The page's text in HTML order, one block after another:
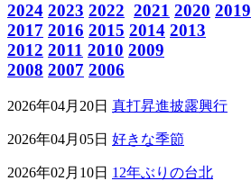
2024 2023 2022 2021 2020 2019
2017 2016 2015 2014 2013
2012 2011 2010 2009
2008 2007 2006
2026年04月20日 真打昇進披露興行
2026年04月05日 好きな季節
2026年02月10日 12年ぶりの台北